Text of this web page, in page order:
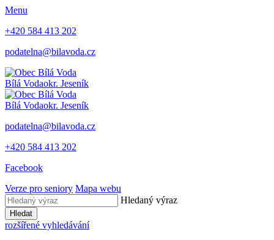
Menu
+420 584 413 202
podatelna@bilavoda.cz
Bílá Vodaokr. Jeseník
Bílá Vodaokr. Jeseník
podatelna@bilavoda.cz
+420 584 413 202
Facebook
Verze pro seniory Mapa webu
Hledaný výraz
Hledat
rozšířené vyhledávání